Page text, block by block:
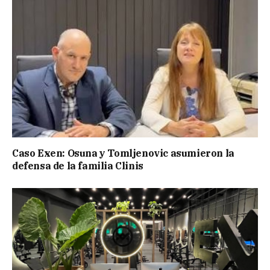
Caso Exen: Osuna y Tomljenovic asumieron la
defensa de la familia Clinis